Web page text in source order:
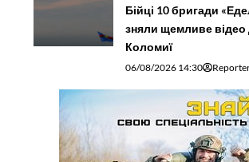
Бійці 10 бригади
зняли щемливе відео
Коломиї
06/08/2026 14:30